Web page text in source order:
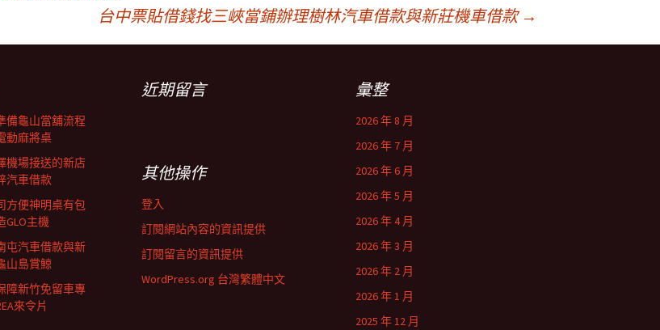
台中票貼借錢找三峽當鋪辦理樹林汽車借款與新莊機車借款 →
備龜山當舖流程
動麻將桌
機場接送的新店
汽車借款
方便神明桌有包
GLO主機
屯汽車借款與新
山島賞鯨
障新竹免留車專
來令片
近期留言 彙整
2026 年 8 月
2026 年 7 月
2026 年 6 月
2026 年 5 月
2026 年 4 月
2026 年 3 月
2026 年 2 月
2026 年 1 月
2025 年 12 月
其他操作
登入
訂閱網站內容的資訊提供
訂閱留言的資訊提供
WordPress.org 台灣繁體中文